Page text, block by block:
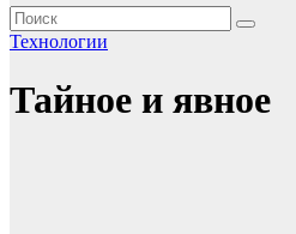
Технологии
Тайное и явное